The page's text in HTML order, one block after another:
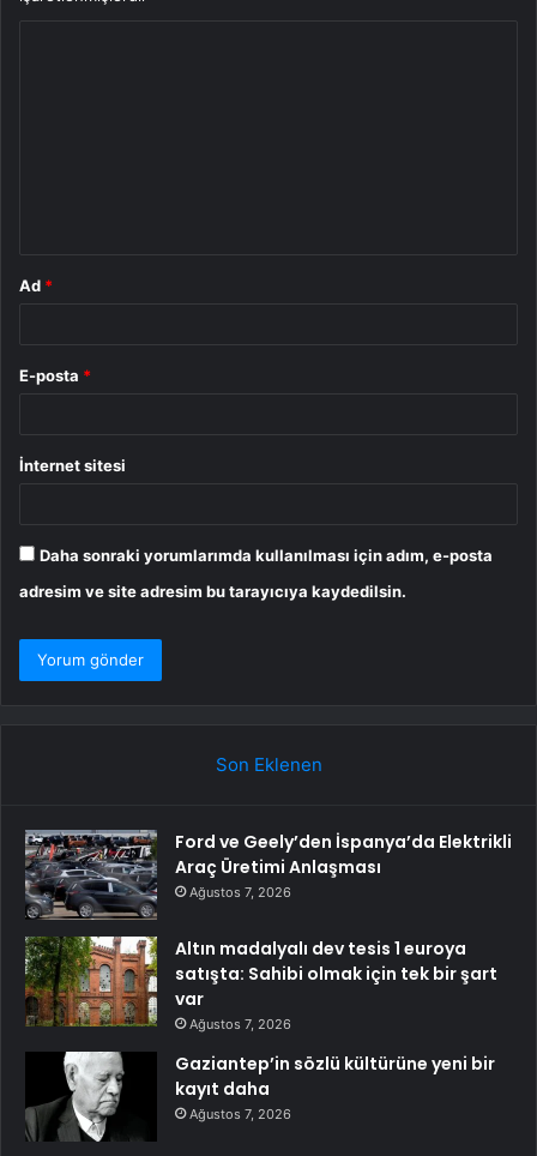
Ad *
E-posta *
İnternet sitesi
Daha sonraki yorumlarımda kullanılması için adım, e-posta
adresim ve site adresim bu tarayıcıya kaydedilsin.
Son Eklenen
Ford ve Geely’den İspanya’da Elektrikli
Araç Üretimi Anlaşması
Ağustos 7, 2026
Altın madalyalı dev tesis 1 euroya
satışta: Sahibi olmak için tek bir şart
var
Ağustos 7, 2026
Gaziantep’in sözlü kültürüne yeni bir
kayıt daha
Ağustos 7, 2026